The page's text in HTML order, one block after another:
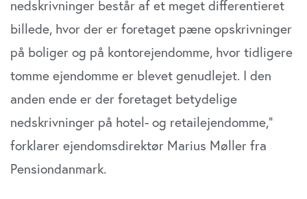
nedskrivninger består af et meget differentieret
billede, hvor der er foretaget pæne opskrivninger
på boliger og på kontorejendomme, hvor tidligere
tomme ejendomme er blevet genudlejet. I den
anden ende er der foretaget betydelige
nedskrivninger på hotel- og retailejendomme,”
forklarer ejendomsdirektør Marius Møller fra
Pensiondanmark.